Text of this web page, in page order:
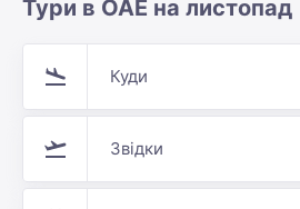
Тури в ОАЕ на листопад
Куди
Звідки